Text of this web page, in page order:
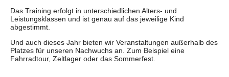
Das Training erfolgt in unterschiedlichen Alters- und
Leistungsklassen und ist genau auf das jeweilige Kind
abgestimmt.
Und auch dieses Jahr bieten wir Veranstaltungen außerhalb des
Platzes für unseren Nachwuchs an. Zum Beispiel eine
Fahrradtour, Zeltlager oder das Sommerfest.